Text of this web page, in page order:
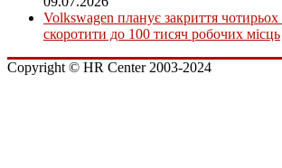
Volkswagen планує закриття чотирьох
скоротити до 100 тисяч робочих місць
Copyright © HR Center 2003-2024